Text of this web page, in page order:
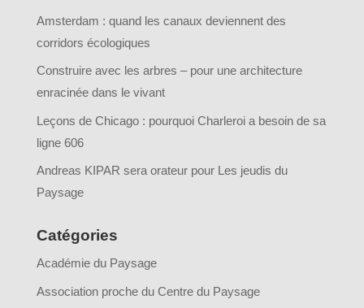
Amsterdam : quand les canaux deviennent des
corridors écologiques
Construire avec les arbres – pour une architecture
enracinée dans le vivant
Leçons de Chicago : pourquoi Charleroi a besoin de sa
ligne 606
Andreas KIPAR sera orateur pour Les jeudis du
Paysage
Catégories
Académie du Paysage
Association proche du Centre du Paysage